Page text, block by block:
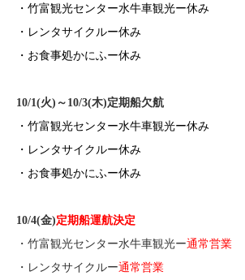
・竹富観光センター水牛車観光ー休み
・レンタサイクルー休み
・お食事処かにふー休み
10/1(火)～10/3(木)定期船欠航
・竹富観光センター水牛車観光ー休み
・レンタサイクルー休み
・お食事処かにふー休み
10/4(金)定期船運航決定
・竹富観光センター水牛車観光ー通常営業
・レンタサイクルー通常営業